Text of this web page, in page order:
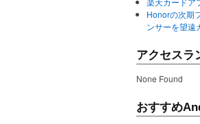
Honorの次期
ンサーを望遠
アクセスラ
None Found
おすすめ